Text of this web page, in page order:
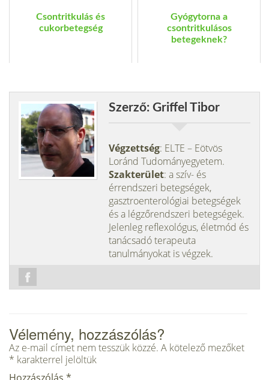
Csontritkulás és
cukorbetegség
Gyógytorna a
csontritkulásos
betegeknek?
Szerző: Griffel Tibor
Végzettség: ELTE – Eötvös
Loránd Tudományegyetem.
Szakterület: a szív- és
érrendszeri betegségek,
gasztroenterológiai betegségek
és a légzőrendszeri betegségek.
Jelenleg reflexológus, életmód és
tanácsadó terapeuta
tanulmányokat is végzek.
Vélemény, hozzászólás?
Az e-mail címet nem tesszük közzé. A kötelező mezőket
* karakterrel jelöltük